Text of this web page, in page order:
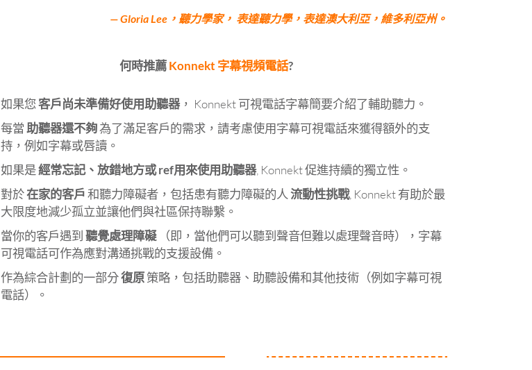
— Gloria Lee，聽力學家， 表達聽力學，表達澳大利亞，維多利亞州。
何時推薦Konnekt 字幕視頻電話?
如果您客戶尚未準備好使用助聽器， Konnekt 可視電話字幕簡要介紹了輔助聽力。
每當助聽器還不夠為了滿足客戶的需求，請考慮使用字幕可視電話來獲得額外的支
持，例如字幕或唇讀。
如果是經常忘記、放錯地方或 ref用來使用助聽器, Konnekt 促進持續的獨立性。
對於在家的客戶和聽力障礙者，包括患有聽力障礙的人 流動性挑戰, Konnekt 有助於最
大限度地減少孤立並讓他們與社區保持聯繫。
當你的客戶遇到聽覺處理障礙 （即，當他們可以聽到聲音但難以處理聲音時），字幕
可視電話可作為應對溝通挑戰的支援設備。
作為綜合計劃的一部分復原策略，包括助聽器、助聽設備和其他技術（例如字幕可視
電話）。